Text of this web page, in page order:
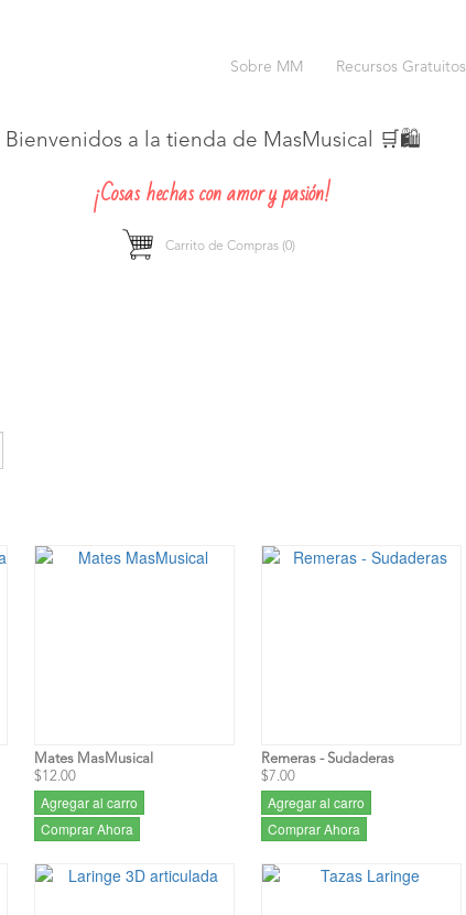
Sobre MM Recursos Gratuitos
Bienvenidos a la tienda de MasMusical 🛒🛍️
¡Cosas hechas con amor y pasión!
Carrito de Compras (0)
Mates MasMusical
$12.00
Agregar al carro
Comprar Ahora
Remeras - Sudaderas
$7.00
Agregar al carro
Comprar Ahora